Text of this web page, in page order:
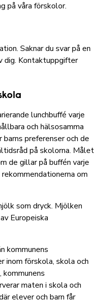
på våra förskolor.
Saknar du svar på en
dig. Kontaktuppgifter
lunchbuffé varje
och hälsosamma
preferenser och de
på skolorna. Målet
de gillar på buffén varje
om
som dryck. Mjölken
Europeiska
kommunens
inom förskola, skola och
kommunens
maten i skola och
elever och barn får